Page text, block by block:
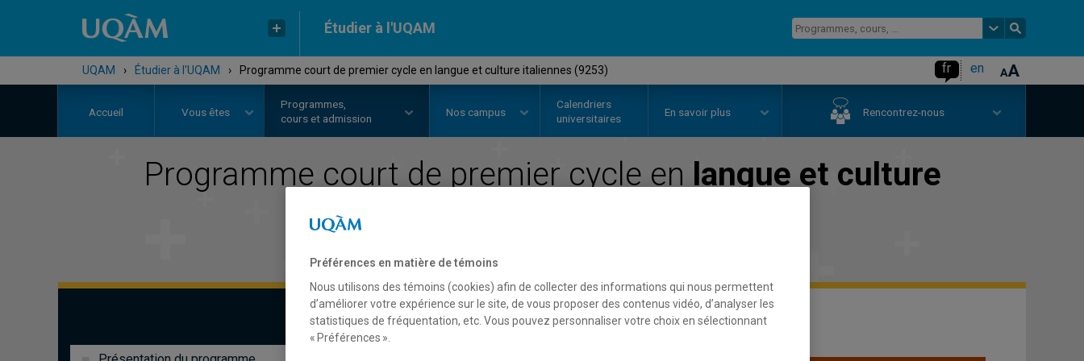
Étudier à l'UQAM
UQAM › Étudier à l'UQAM › Programme court de premier cycle en langue et culture italiennes (9253) fr en
Accueil Vous êtes
Programmes,
cours et admission
Nos campus
Calendriers
universitaires
En savoir plus Rencontrez-nous
Programme court de premier cycle en langue et culture
Faculté de communication
Préférences en matière de témoins
Nous utilisons des témoins (cookies) afin de collecter des informations qui nous permettent
d’améliorer votre expérience sur le site, de vous proposer des contenus vidéo, d’analyser les
statistiques de fréquentation, etc. Vous pouvez personnaliser votre choix en sélectionnant
« Préférences ».